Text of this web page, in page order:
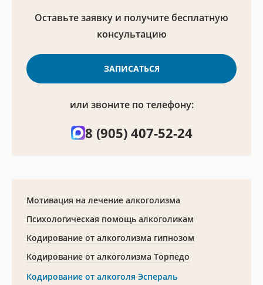
Оставьте заявку и получитебесплатную
консультацию
ЗАПИСАТЬСЯ
или звоните по телефону:
8 (905) 407-52-24
Мотивация на лечение алкоголизма
Психологическая помощь алкоголикам
Кодирование от алкоголизма гипнозом
Кодирование от алкоголизма Торпедо
Кодирование от алкоголя Эспераль